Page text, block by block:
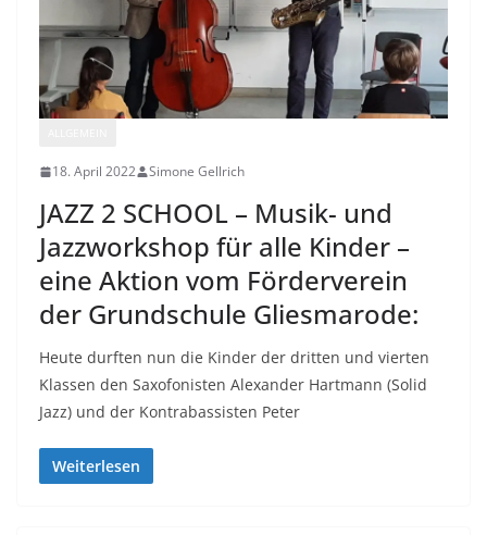
18. April 2022 Simone Gellrich
JAZZ 2 SCHOOL – Musik- und
Jazzworkshop für alle Kinder –
eine Aktion vom Förderverein
der Grundschule Gliesmarode:
Heute durften nun die Kinder der dritten und vierten
Klassen den Saxofonisten Alexander Hartmann (Solid
Jazz) und der Kontrabassisten Peter
Weiterlesen